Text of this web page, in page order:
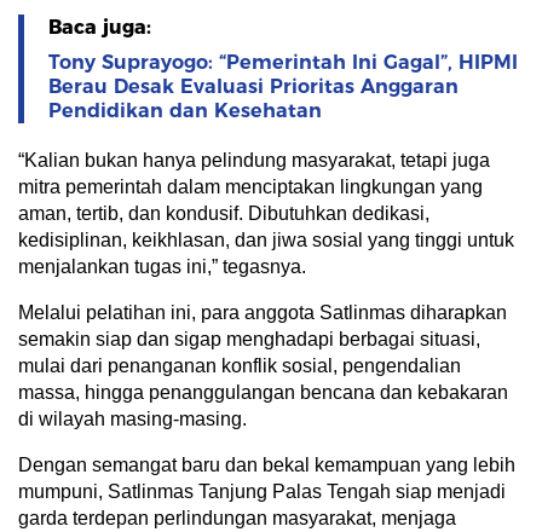
Baca juga:
Tony Suprayogo: “Pemerintah Ini Gagal”, HIPMI
Berau Desak Evaluasi Prioritas Anggaran
Pendidikan dan Kesehatan
“Kalian bukan hanya pelindung masyarakat, tetapi juga
mitra pemerintah dalam menciptakan lingkungan yang
aman, tertib, dan kondusif. Dibutuhkan dedikasi,
kedisiplinan, keikhlasan, dan jiwa sosial yang tinggi untuk
menjalankan tugas ini,” tegasnya.
Melalui pelatihan ini, para anggota Satlinmas diharapkan
semakin siap dan sigap menghadapi berbagai situasi,
mulai dari penanganan konflik sosial, pengendalian
massa, hingga penanggulangan bencana dan kebakaran
di wilayah masing-masing.
Dengan semangat baru dan bekal kemampuan yang lebih
mumpuni, Satlinmas Tanjung Palas Tengah siap menjadi
garda terdepan perlindungan masyarakat, menjaga